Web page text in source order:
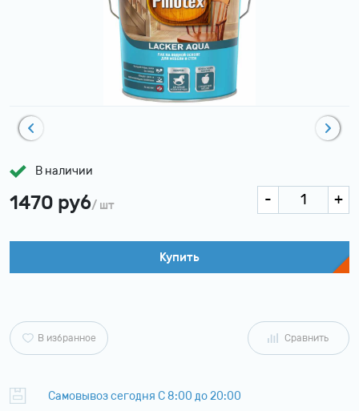
В наличии
1470 руб/ шт
Купить
Самовывоз сегодня С 8:00 до 20:00
В избранное Сравнить